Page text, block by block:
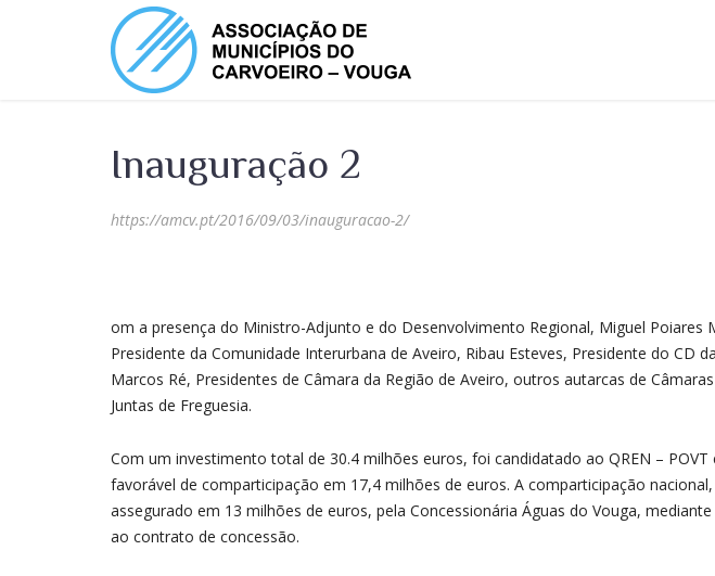
Inauguração 2
https://amcv.pt/2016/09/03/inauguracao-2/
om a presença do Ministro-Adjunto e do Desenvolvimento Regional, Miguel Poiares
Presidente da Comunidade Interurbana de Aveiro, Ribau Esteves, Presidente do CD
Marcos Ré, Presidentes de Câmara da Região de Aveiro, outros autarcas de
Juntas de Freguesia.
Com um investimento total de 30.4 milhões euros, foi candidatado ao QREN – POVT
favorável de comparticipação em 17,4 milhões de euros. A comparticipação
assegurado em 13 milhões de euros, pela Concessionária Águas do Vouga,
ao contrato de concessão.